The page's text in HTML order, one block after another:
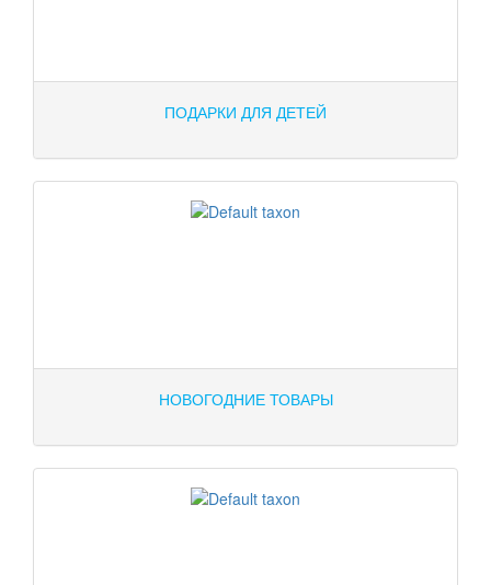
ПОДАРКИ ДЛЯ ДЕТЕЙ
НОВОГОДНИЕ ТОВАРЫ